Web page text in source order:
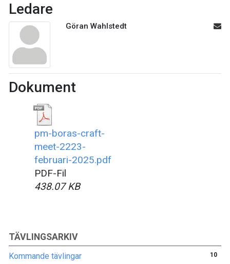
TÄVLINGSARKIV
Kommande tävlingar 10
Ledare
Göran Wahlstedt
Dokument
pm-boras-craft-
meet-2223-
februari-2025.pdf
PDF-Fil
438.07 KB